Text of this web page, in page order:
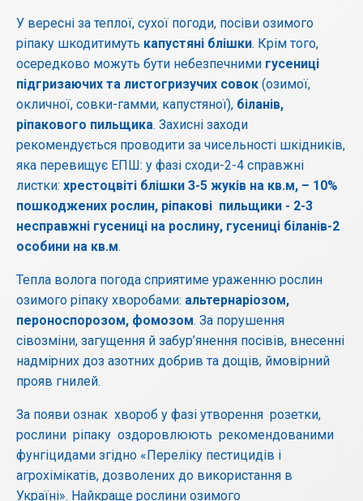
У вересні за теплої, сухої погоди, посіви озимого
ріпаку шкодитимуть капустяні блішки. Крім того,
осередково можуть бути небезпечними гусениці
підгризаючих та листогризучих совок (озимої,
окличної, совки-гамми, капустяної), біланів,
ріпакового пильщика. Захисні заходи
рекомендується проводити за чисельності шкідників,
яка перевищує ЕПШ: у фазі сходи-2-4 справжні
листки: хрестоцвіті блішки 3-5 жуків на кв.м, – 10%
пошкоджених рослин, ріпакові пильщики - 2-3
несправжні гусениці на рослину, гусениці біланів-2
особини на кв.м.
Тепла волога погода сприятиме ураженню рослин
озимого ріпаку хворобами: альтернаріозом,
пероноспорозом, фомозом. За порушення
сівозміни, загущення й забур’янення посівів, внесенні
надмірних доз азотних добрив та дощів, ймовірний
прояв гнилей.
За появи ознак хвороб у фазі утворення розетки,
рослини ріпаку оздоровлюють рекомендованими
фунгіцидами згідно «Переліку пестицидів і
агрохімікатів, дозволених до використання в
Україні». Найкраще рослини озимого